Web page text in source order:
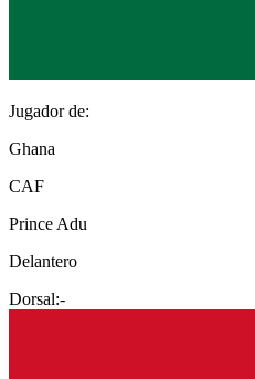
Jugador de:
Ghana
CAF
Prince Adu
Delantero
Dorsal:-